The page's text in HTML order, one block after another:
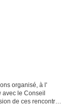
organisé, à l'
le Conseil
de ces rencontres